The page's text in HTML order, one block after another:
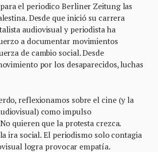
el periodico Berliner Zeitung las
Desde que inició su carrera
audiovisual y periodista ha
a documentar movimientos
de cambio social. Desde
por los desaparecidos, luchas
reflexionamos sobre el cine (y la
como impulso
quieren que la protesta crezca.
ira social. El periodismo solo contagia
logra provocar empatía.